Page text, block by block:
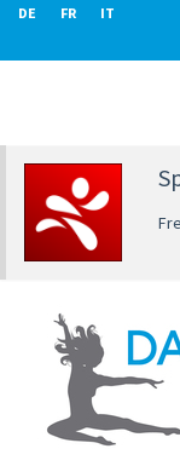
DE FR IT